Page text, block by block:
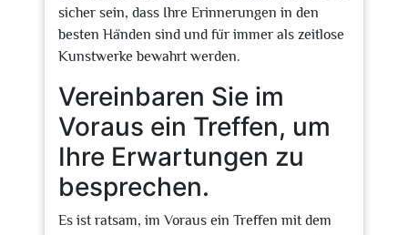
sicher sein, dass Ihre Erinnerungen in den
besten Händen sind und für immer als zeitlose
Kunstwerke bewahrt werden.
Vereinbaren Sie im
Voraus ein Treffen, um
Ihre Erwartungen zu
besprechen.
Es ist ratsam, im Voraus ein Treffen mit dem